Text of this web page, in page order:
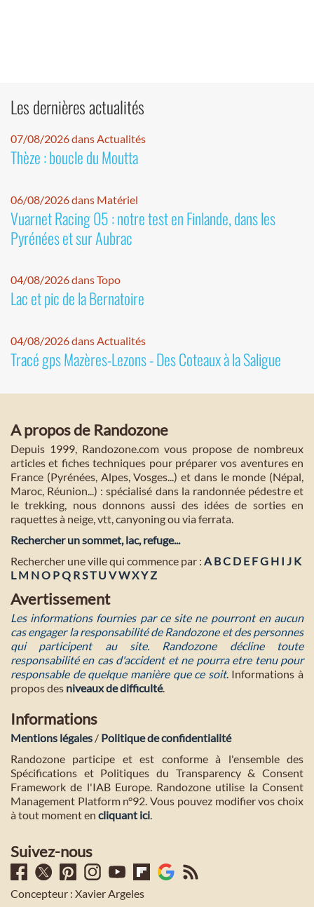
Les dernières actualités
07/08/2026 dans Actualités
Thèze : boucle du Moutta
06/08/2026 dans Matériel
Vuarnet Racing 05 : notre test en Finlande, dans les
Pyrénées et sur Aubrac
04/08/2026 dans Topo
Lac et pic de la Bernatoire
04/08/2026 dans Actualités
Tracé gps Mazères-Lezons - Des Coteaux à la Saligue
A propos de Randozone
Depuis 1999, Randozone.com vous propose de nombreux
articles et fiches techniques pour préparer vos aventures en
France (Pyrénées, Alpes, Vosges...) et dans le monde (Népal,
Maroc, Réunion...) : spécialisé dans la randonnée pédestre et
le trekking, nous donnons aussi des idées de sorties en
raquettes à neige, vtt, canyoning ou via ferrata.
Rechercher un sommet, lac, refuge...
Rechercher une ville qui commence par : A BC D E FG H I J K
L M NO PQ RST U VWXYZ
Avertissement
Les informations fournies par ce site ne pourront en aucun
cas engager la responsabilité de Randozone et des personnes
qui participent au site. Randozone décline toute
responsabilité en cas d'accident et ne pourra etre tenu pour
responsable de quelque manière que ce soit. Informations à
propos des niveaux de difficulté.
Informations
Mentions légales / Politique de confidentialité
Randozone participe et est conforme à l'ensemble des
Spécifications et Politiques du Transparency & Consent
Framework de l'IAB Europe. Randozone utilise la Consent
Management Platform n°92. Vous pouvez modifier vos choix
à tout moment en cliquant ici.
Suivez-nous
Concepteur : Xavier Argeles